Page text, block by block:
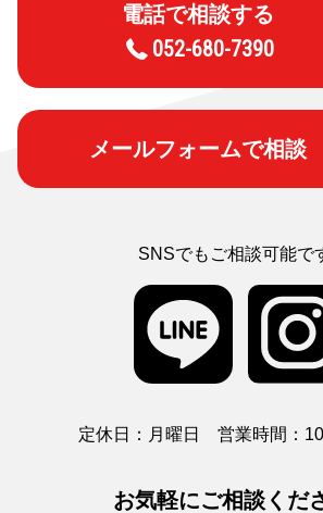
電話で相談する
052-680-7390
メールフォームで相談
SNSでもご相談可能で
定休日：月曜日 営業時間：
お気軽にご相談くだ